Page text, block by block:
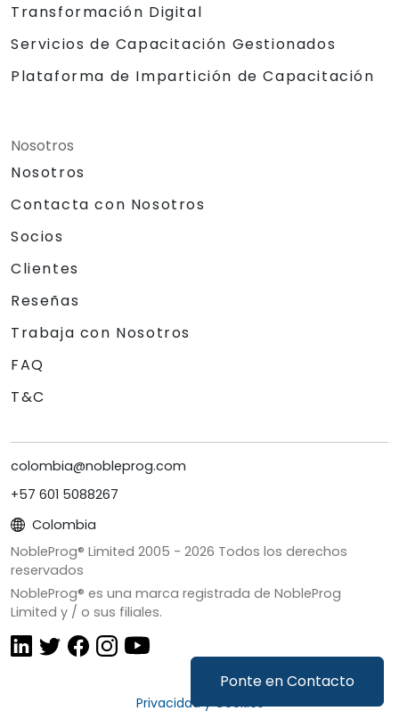
Ponte en Contacto
Transformación Digital
Servicios de Capacitación Gestionados
Plataforma de Impartición de Capacitación
Nosotros
Nosotros
Contacta con Nosotros
Socios
Clientes
Reseñas
Trabaja con Nosotros
FAQ
T&C
colombia@nobleprog.com
+57 601 5088267
Colombia
NobleProg® Limited 2005 - 2026 Todos los derechos
reservados
NobleProg® es una marca registrada de NobleProg
Limited y / o sus filiales.
Privacidad y Cookies